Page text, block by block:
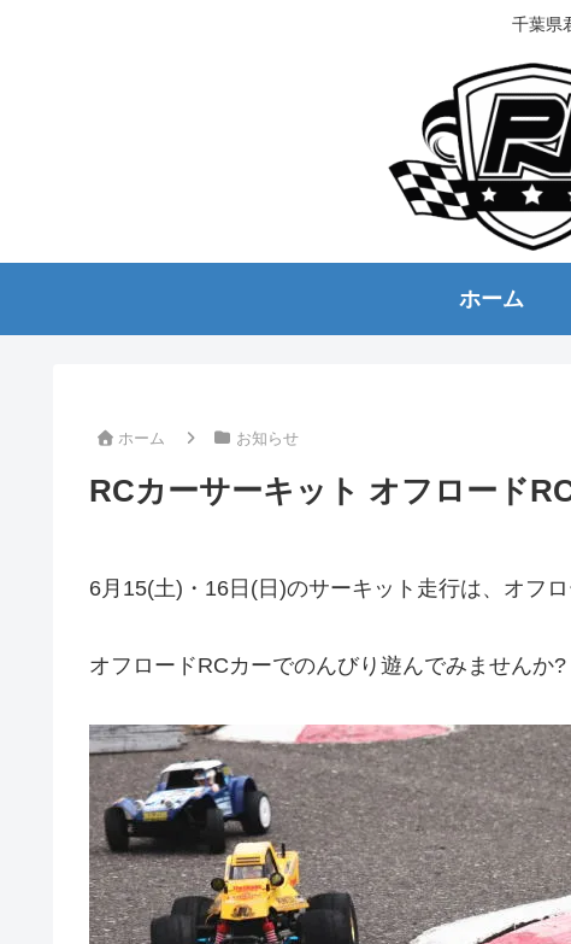
千葉県
ホーム
ホーム お知らせ
RCカーサーキット オフロード
6月15(土)・16日(日)のサーキット走行は、オフ
オフロードRCカーでのんびり遊んでみませんか?